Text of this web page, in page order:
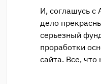
И, соглашусь с
дело
серьезный
проработки
сайта. Все, что